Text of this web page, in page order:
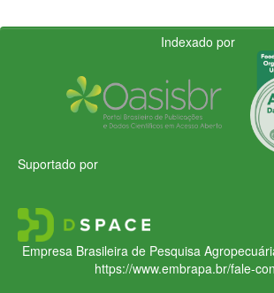
Indexado por
Suportado por
Empresa Brasileira de Pesquisa
https://www.embrapa.br/fale-